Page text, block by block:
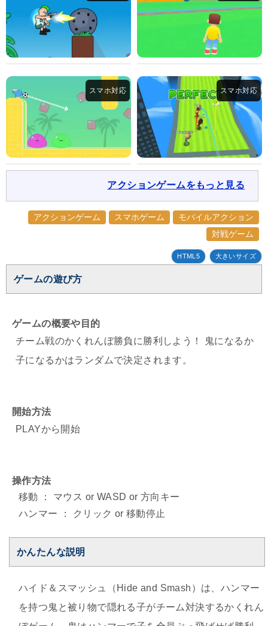
アクションゲームをもっと見る
アクションゲーム スマホゲーム
モバイルアクション
対戦ゲーム
HTML5 大きいサイズ
ゲームの遊び方
ゲームの概要や目的
チーム戦のかくれんぼ勝負に勝利しよう！ 鬼になるか
子になるかはランダムで決定されます。
開始方法
PLAYから開始
操作方法
移動 ： マウス or WASD or 方向キー
ハンマー ： クリック or 移動停止
かんたんな説明
ハイド＆スマッシュ（Hide and Smash）は、ハンマー
を持つ鬼と被り物で隠れる子がチーム対決するかくれん